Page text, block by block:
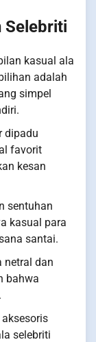
Selebriti
kasual ala
adalah
simpel
dipadu
favorit
kesan
sentuhan
kasual para
santai.
netral dan
bahwa
selebriti